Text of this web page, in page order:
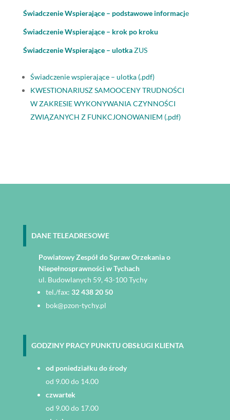
Świadczenie Wspierające – podstawowe informacje
Świadczenie Wspierające – krok po kroku
Świadczenie Wspierające – ulotkaZUS
Świadczenie wspierające – ulotka (.pdf)
KWESTIONARIUSZ SAMOOCENY TRUDNOŚCI
W ZAKRESIE WYKONYWANIA CZYNNOŚCI
ZWIĄZANYCH Z FUNKCJONOWANIEM (.pdf)
DANE TELEADRESOWE
Powiatowy Zespół do Spraw Orzekania o
Niepełnosprawności w Tychach
ul. Budowlanych 59, 43-100 Tychy
tel./fax: 32 438 20 50
bok@pzon-tychy.pl
GODZINY PRACY PUNKTU OBSŁUGI KLIENTA
od poniedziałku do środy
od 9.00 do 14.00
czwartek
od 9.00 do 17.00